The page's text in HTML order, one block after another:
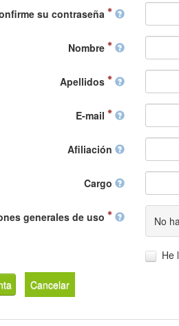
su contraseña
Nombre
Apellidos
E-mail
Afiliación
Cargo
generales de uso No
He
Cancelar